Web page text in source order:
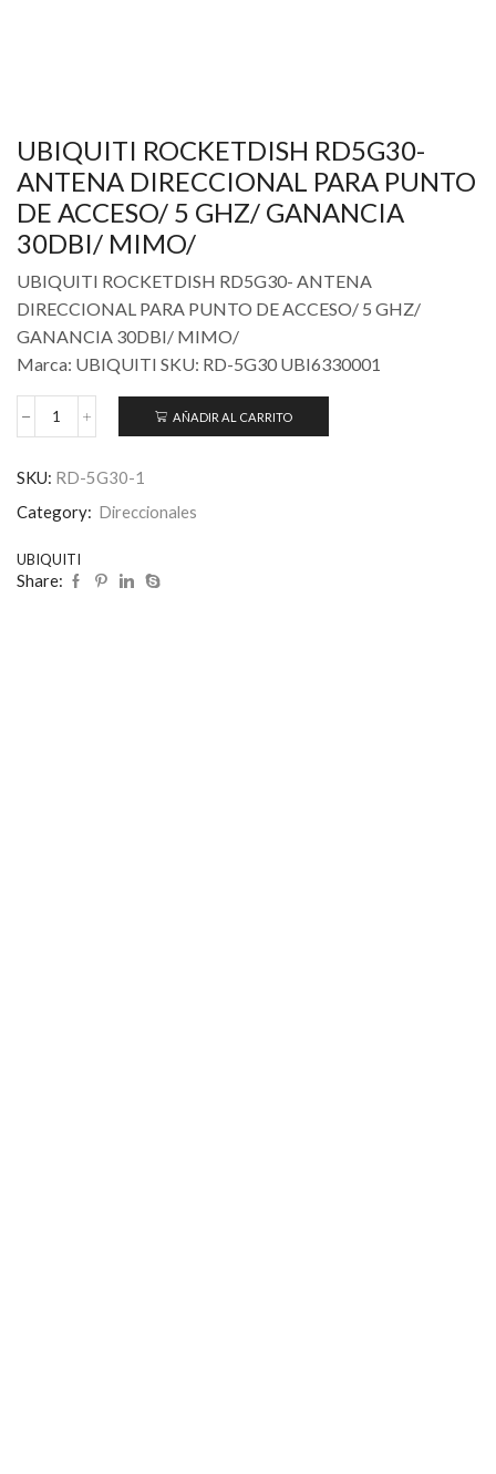
UBIQUITI ROCKETDISH RD5G30-
ANTENA DIRECCIONAL PARA PUNTO
DE ACCESO/ 5 GHZ/ GANANCIA
30DBI/ MIMO/
UBIQUITI ROCKETDISH RD5G30- ANTENA
DIRECCIONAL PARA PUNTO DE ACCESO/ 5 GHZ/
GANANCIA 30DBI/ MIMO/
Marca: UBIQUITI SKU: RD-5G30 UBI6330001
AÑADIR AL CARRITO
SKU: RD-5G30-1
Category: Direccionales
UBIQUITI
Share: